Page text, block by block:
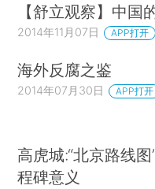
【舒立观察】中国
2014年11月07日 APP打开
海外反腐之鉴
2014年07月30日 APP打开
高虎城:“北京路线
程碑意义